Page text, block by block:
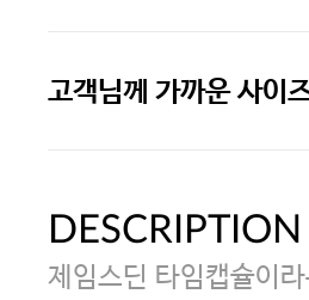
주말특가
[썸머블프] 2만원
고객님께 가까운 사이
DESCRIPTION
제임스딘 타임캡슐이